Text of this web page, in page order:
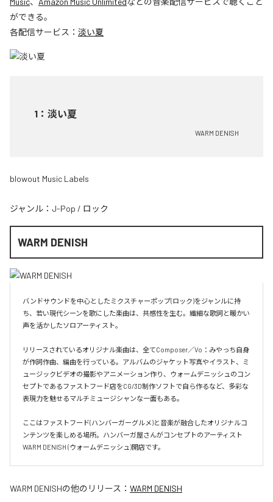
ができる。
各配信サービス： 淡い夏
1 ： 淡い夏
WARM DENISH
blowout Music Labels
ジャンル： J-Pop / ロック
WARM DENISH
バンドサウンドを中心としたミクスチャーポップ(ロック)をジャンルに持
ち、若い現代シーンを歌にした楽曲は、共感性を生む。繊細な歌詞と暖かい
声を活かしたソロアーティスト。
リリースされているオリジナル楽曲は、全てComposer／Vo：みやっち自身
が作詞作曲、編曲を行っている。アルバムのジャケット写真やイラスト、ミ
ュージックビデオの撮影やアニメーション作り、ウォームデニッシュのコン
セプトであるファストフード店をCG/3D制作ソフトで自ら作るなど、多彩な
表現力を魅せるマルチミュージシャンな一面もある。
ここはファストフード(ハンバーガーグルメ)と音楽が融合したオリジナルコ
ンテンツを楽しめる場所。ハンバーガ屋さんがコンセプトのアーティスト
WARM DENISH (ウォームデニッシュ)開店です。
WARM DENISHの他のリリース： WARM DENISH